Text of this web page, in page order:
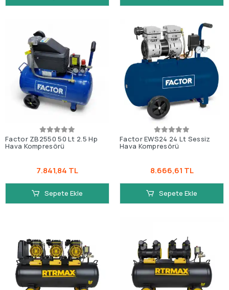
Factor ZB2550 50 Lt 2.5 Hp
Hava Kompresörü
7.841,84 TL
Sepete Ekle
Factor EWS24 24 Lt Sessiz
Hava Kompresörü
8.666,61 TL
Sepete Ekle